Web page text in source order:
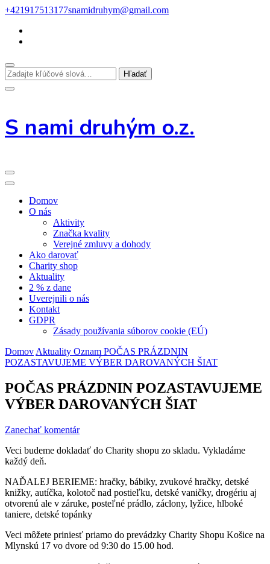
Preskoč
obsah
+421917513177snamidruhym@gmail.com
Hľadáte
niečo?
S nami druhým o.z.
Domov
O nás
Aktivity
Značka kvality
Verejné zmluvy a dohody
Ako darovať
Charity shop
Aktuality
2 % z dane
Uverejnili o nás
Kontakt
GDPR
Zásady používania súborov cookie (EÚ)
Domov Aktuality Oznam POČAS PRÁZDNIN
POZASTAVUJEME VÝBER DAROVANÝCH ŠIAT
POČAS PRÁZDNIN POZASTAVUJEME
VÝBER DAROVANÝCH ŠIAT
Zanechať komentárk
POČAS
VÝBER
DAROVANÝCH
ŠIAT
Veci budeme dokladať do Charity shopu zo skladu. Vykladáme
každý deň.
NAĎALEJ BERIEME: hračky, bábiky, zvukové hračky, detské
knižky, autíčka, kolotoč nad postieľku, detské vaničky, drogériu aj
otvorenú ale v záruke, posteľné prádlo, záclony, lyžice, hlboké
taniere, detské topánky
Veci môžete priniesť priamo do prevádzky Charity Shopu Košice na
Mlynskú 17 vo dvore od 9:30 do 15.00 hod.